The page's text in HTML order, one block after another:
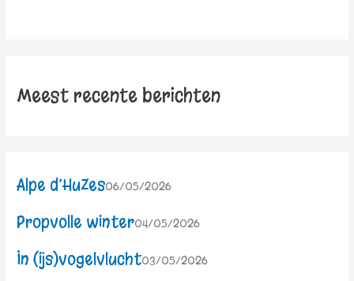
Meest recente berichten
Alpe d’HuZes06/05/2026
Propvolle winter04/05/2026
In (ijs)vogelvlucht03/05/2026